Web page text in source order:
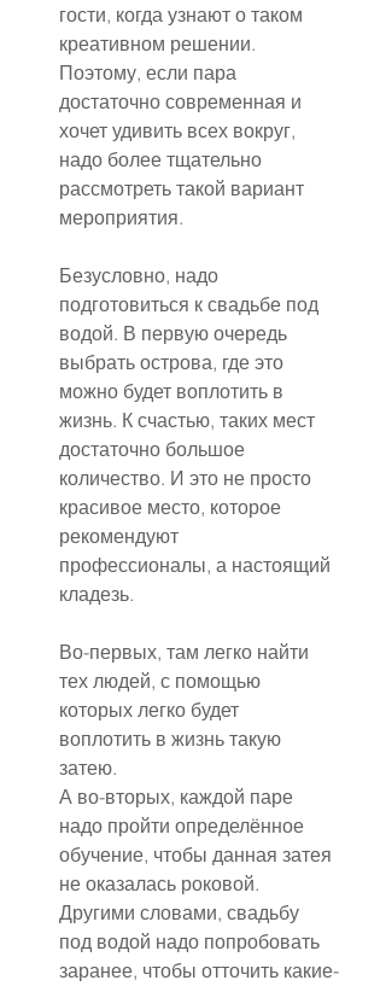
гости, когда узнают о таком
креативном решении.
Поэтому, если пара
достаточно современная и
хочет удивить всех вокруг,
надо более тщательно
рассмотреть такой вариант
мероприятия.
Безусловно, надо
подготовиться к свадьбе под
водой. В первую очередь
выбрать острова, где это
можно будет воплотить в
жизнь. К счастью, таких мест
достаточно большое
количество. И это не просто
красивое место, которое
рекомендуют
профессионалы, а настоящий
кладезь.
Во-первых, там легко найти
тех людей, с помощью
которых легко будет
воплотить в жизнь такую
затею.
А во-вторых, каждой паре
надо пройти определённое
обучение, чтобы данная затея
не оказалась роковой.
Другими словами, свадьбу
под водой надо попробовать
заранее, чтобы отточить какие-